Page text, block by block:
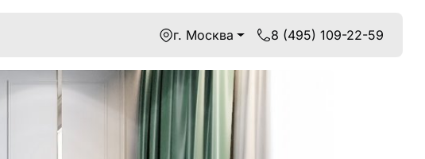
г. Москва 8 (495) 109-22-59